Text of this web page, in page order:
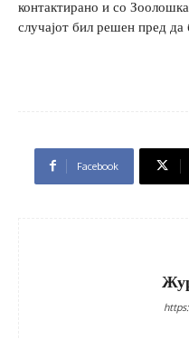
контактирано и со
случајот бил решен пред
Facebook